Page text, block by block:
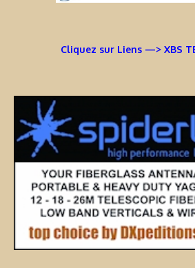
Cliquez sur Liens —> XBS